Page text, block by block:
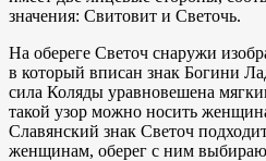
значения: Свитовит и Светочь.
На обереге Светоч снаружи
в который вписан знак Богини
сила Коляды уравновешена
такой узор можно носить
Славянский знак Светоч
женщинам, оберег с ним